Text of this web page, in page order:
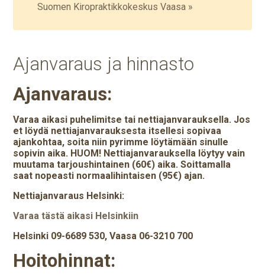
Suomen Kiropraktikkokeskus Vaasa »
Ajanvaraus ja hinnasto
Ajanvaraus:
Varaa aikasi puhelimitse tai nettiajanvarauksella. Jos
et löydä nettiajanvarauksesta itsellesi sopivaa
ajankohtaa, soita niin pyrimme löytämään sinulle
sopivin aika. HUOM! Nettiajanvarauksella löytyy vain
muutama tarjoushintainen (60€) aika. Soittamalla
saat nopeasti normaalihintaisen (95€) ajan.
Nettiajanvaraus Helsinki:
Varaa tästä aikasi Helsinkiin
Helsinki 09-6689 530, Vaasa 06-3210 700
Hoitohinnat: